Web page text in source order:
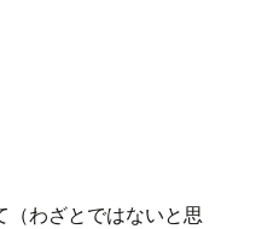
（わざとではないと思